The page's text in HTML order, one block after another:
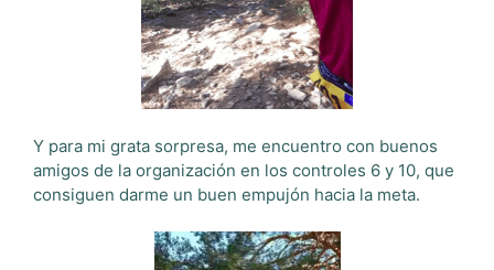
Y para mi grata sorpresa, me encuentro con buenos
amigos de la organización en los controles 6 y 10, que
consiguen darme un buen empujón hacia la meta.